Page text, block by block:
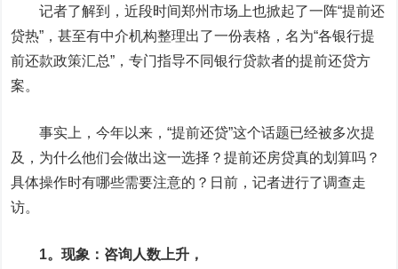
记者了解到，近段时间郑州市场上也掀起了一阵“提前还
贷热”，甚至有中介机构整理出了一份表格，名为“各银行提
前还款政策汇总”，专门指导不同银行贷款者的提前还贷方
案。
事实上，今年以来，“提前还贷”这个话题已经被多次提
及，为什么他们会做出这一选择？提前还房贷真的划算吗？
具体操作时有哪些需要注意的？日前，记者进行了调查走
访。
1。现象：咨询人数上升，